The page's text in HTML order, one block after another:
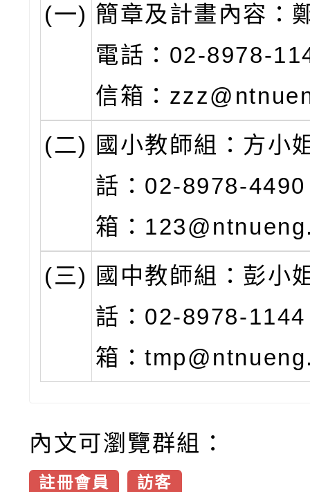
(一) 簡章及計畫內容：
電話：02-8978-
信箱：
(二) 國小教師組：方小
話：02-8978-
箱：
(三) 國中教師組：彭小
話：02-8978-
箱：
內文可瀏覽群組：
註冊會員 訪客